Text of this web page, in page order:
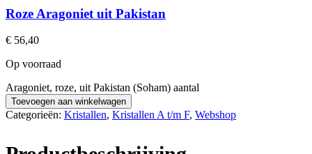
Roze Aragoniet uit Pakistan
€ 56,40
Op voorraad
Aragoniet, roze, uit Pakistan (Soham) aantal
Toevoegen aan winkelwagen
Categorieën: Kristallen, Kristallen A t/m F, Webshop